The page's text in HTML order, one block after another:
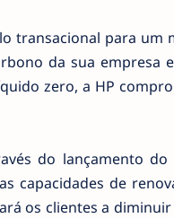
transacional para um
da sua empresa
zero, a HP
do lançamento do
capacidades de
os clientes a